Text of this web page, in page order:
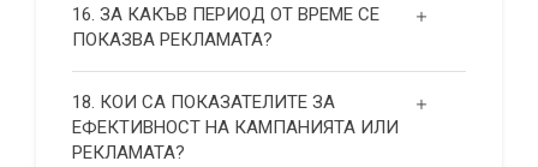
16. ЗА КАКЪВ ПЕРИОД ОТ ВРЕМЕ СЕ
ПОКАЗВА РЕКЛАМАТА?
18. КОИ СА ПОКАЗАТЕЛИТЕ ЗА
ЕФЕКТИВНОСТ НА КАМПАНИЯТА ИЛИ
РЕКЛАМАТА?